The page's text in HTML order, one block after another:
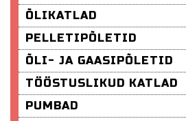
ÕLIKATLAD
PELLETIPÕLETID
ÕLI- JA GAASIPÕLETID
TÖÖSTUSLIKUD KATLAD
PUMBAD